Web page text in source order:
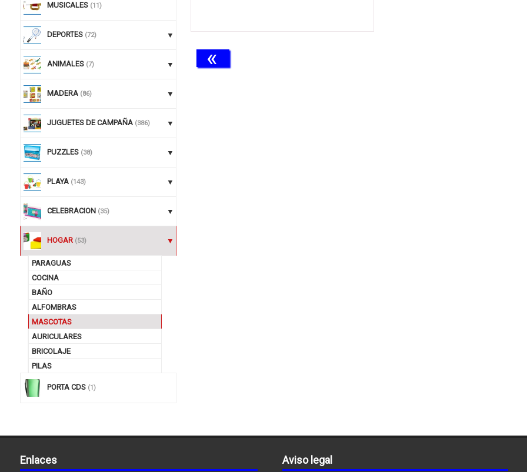
MUSICALES (11)
DEPORTES (72)
ANIMALES (7)
MADERA (86)
JUGUETES DE CAMPAÑA (386)
PUZZLES (38)
PLAYA (143)
CELEBRACION (35)
HOGAR (53)
PARAGUAS
COCINA
BAÑO
ALFOMBRAS
MASCOTAS
AURICULARES
BRICOLAJE
PILAS
PORTA CDS (1)
«
Enlaces Aviso legal